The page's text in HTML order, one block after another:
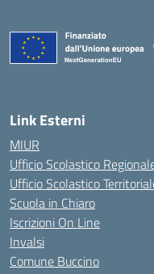
Link Esterni
MIUR
Ufficio Scolastico
Ufficio Scolastico
Scuola in Chiaro
Iscrizioni On Line
Invalsi
Comune Buccino